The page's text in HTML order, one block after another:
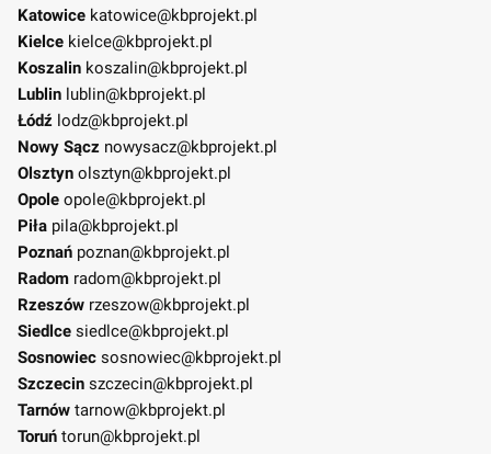
Katowice katowice@kbprojekt.pl
Kielce kielce@kbprojekt.pl
Koszalin koszalin@kbprojekt.pl
Lublin lublin@kbprojekt.pl
Łódź lodz@kbprojekt.pl
Nowy Sącz nowysacz@kbprojekt.pl
Olsztyn olsztyn@kbprojekt.pl
Opole opole@kbprojekt.pl
Piła pila@kbprojekt.pl
Poznań poznan@kbprojekt.pl
Radom radom@kbprojekt.pl
Rzeszów rzeszow@kbprojekt.pl
Siedlce siedlce@kbprojekt.pl
Sosnowiec sosnowiec@kbprojekt.pl
Szczecin szczecin@kbprojekt.pl
Tarnów tarnow@kbprojekt.pl
Toruń torun@kbprojekt.pl